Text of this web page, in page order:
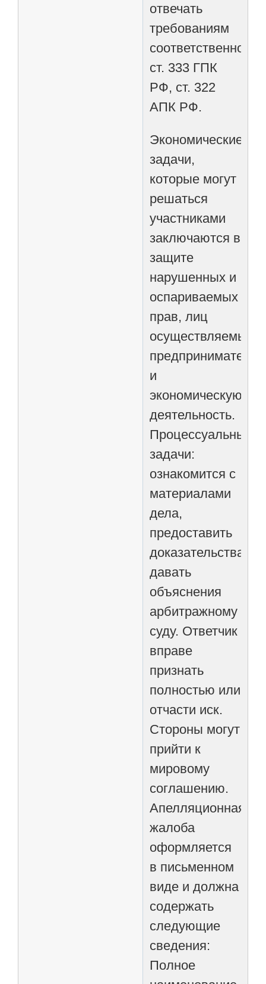
отвечать
требованиям
соответственно
ст. 333 ГПК
РФ, ст. 322
АПК РФ.
Экономические
задачи,
которые могут
решаться
участниками
заключаются в
защите
нарушенных и
оспариваемых
прав, лиц
осуществляемых
и
экономическую
деятельность.
Процессуальные
задачи:
ознакомится с
материалами
дела,
предоставить
доказательства,
давать
объяснения
арбитражному
суду. Ответчик
вправе
признать
полностью или
отчасти иск.
Стороны могут
прийти к
мировому
соглашению.
Апелляционная
жалоба
оформляется
в письменном
виде и должна
содержать
следующие
сведения:
Полное